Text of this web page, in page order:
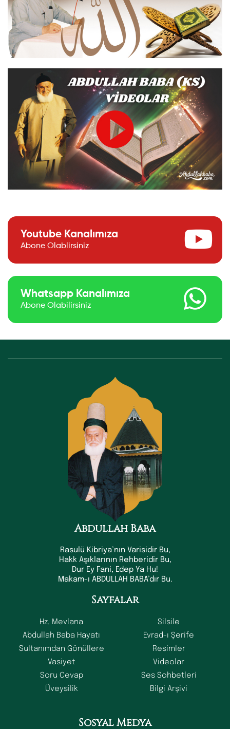
Youtube Kanalımıza
Abone Olablirsiniz
Whatsapp Kanalımıza
Abone Olabilirsiniz
Abdullah Baba
Rasulü Kibriya’nın Varisidir Bu,
Hakk Aşıklarının Rehberidir Bu,
Dur Ey Fani, Edep Ya Hu!
Makam-ı ABDULLAH BABA’dır Bu.
Sayfalar
Hz. Mevlana
Abdullah Baba Hayatı
Sultanımdan Gönüllere
Vasiyet
Soru Cevap
Üveysilik
Silsile
Evrad-ı Şerife
Resimler
Videolar
Ses Sohbetleri
Bilgi Arşivi
Sosyal Medya